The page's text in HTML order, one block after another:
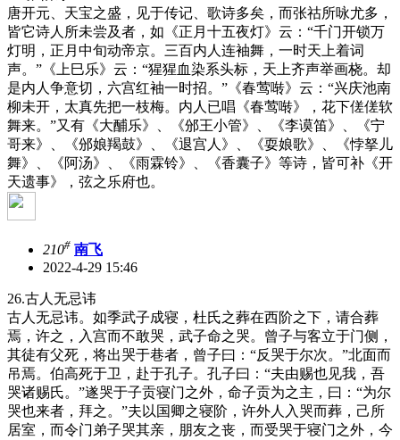
唐开元、天宝之盛，见于传记、歌诗多矣，而张祜所咏尤多，
皆它诗人所未尝及者，如《正月十五夜灯》云：“千门开锁万
灯明，正月中旬动帝京。三百内人连袖舞，一时天上着词
声。”《上巳乐》云：“猩猩血染系头标，天上齐声举画桡。却
是内人争意切，六宫红袖一时招。”《春莺啭》云：“兴庆池南
柳未开，太真先把一枝梅。内人已唱《春莺啭》，花下傞傞软
舞来。”又有《大酺乐》、《邠王小管》、《李谟笛》、《宁
哥来》、《邠娘羯鼓》、《退宫人》、《耍娘歌》、《悖拏儿
舞》、《阿汤》、《雨霖铃》、《香囊子》等诗，皆可补《开
天遗事》，弦之乐府也。
210# 南飞
2022-4-29 15:46
26.古人无忌讳
古人无忌讳。如季武子成寝，杜氏之葬在西阶之下，请合葬
焉，许之，入宫而不敢哭，武子命之哭。曾子与客立于门侧，
其徒有父死，将出哭于巷者，曾子曰：“反哭于尔次。”北面而
吊焉。伯高死于卫，赴于孔子。孔子曰：“夫由赐也见我，吾
哭诸赐氏。”遂哭于子贡寝门之外，命子贡为之主，曰：“为尔
哭也来者，拜之。”夫以国卿之寝阶，许外人入哭而葬，己所
居室，而令门弟子哭其亲，朋友之丧，而受哭于寝门之外，今